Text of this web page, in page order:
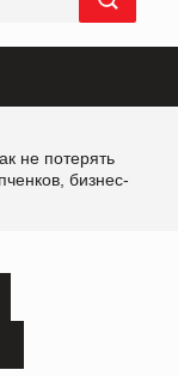
не потерять
бизнес-